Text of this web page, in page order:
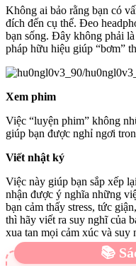
Không ai bảo rằng bạn có
đích đến cụ thể. Đeo
bạn sống. Đây không phải
pháp hữu hiệu giúp “bơm”
Xem phim
Việc “luyện phim” không
giúp bạn được nghỉ ngơi
Viết nhật ký
Việc này giúp bạn sắp xếp
nhận được ý nghĩa những
bạn cảm thấy stress, tức
thì hãy viết ra suy nghĩ của
xua tan mọi cảm xúc và suy
📚